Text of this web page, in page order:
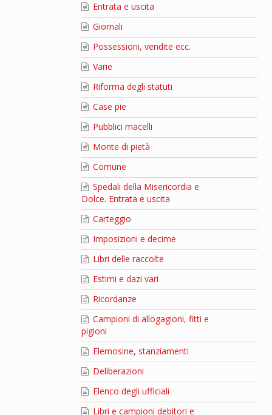
Entrata e uscita
Giornali
Possessioni, vendite ecc.
Varie
Riforma degli statuti
Case pie
Pubblici macelli
Monte di pietà
Comune
Spedali della Misericordia e
Dolce. Entrata e uscita
Carteggio
Imposizioni e decime
Libri delle raccolte
Estimi e dazi vari
Ricordanze
Campioni di allogagioni, fitti e
pigioni
Elemosine, stanziamenti
Deliberazioni
Elenco degli ufficiali
Libri e campioni debitori e